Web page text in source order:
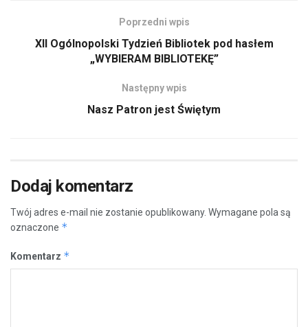
Poprzedni wpis
XII Ogólnopolski Tydzień Bibliotek pod hasłem
„WYBIERAM BIBLIOTEKĘ”
Następny wpis
Nasz Patron jest Świętym
Dodaj komentarz
Twój adres e-mail nie zostanie opublikowany. Wymagane pola są
oznaczone *
Komentarz *